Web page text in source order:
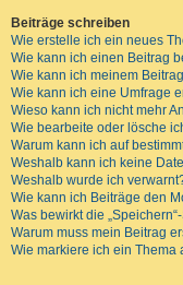
Beiträge schreiben
Wie erstelle ich ein neues
Wie kann ich einen Beitrag
Wie kann ich meinem
Wie kann ich eine Umfrage
Wieso kann ich nicht mehr
Wie bearbeite oder lösche
Warum kann ich auf
Weshalb kann ich keine
Weshalb wurde ich
Wie kann ich Beiträge den
Was bewirkt die
Warum muss mein Beitrag
Wie markiere ich ein Thema